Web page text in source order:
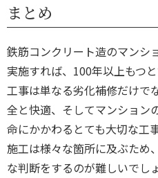
まとめ
鉄筋コンクリート造のマンシ
実施すれば、 100年以上もつと
工事は単なる劣化補修だけで
全と快適、そしてマンション
命にかかわるとても大切な工
施工は様々な箇所に及ぶため
な判断をするのが難しいでし